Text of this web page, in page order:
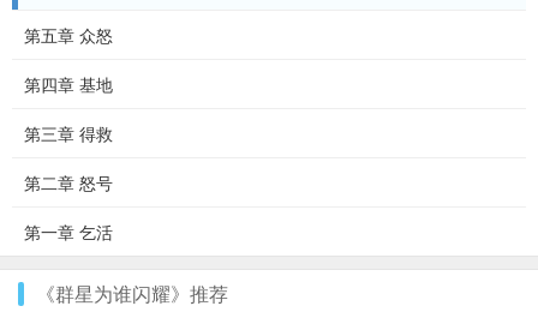
第五章 众怒
第四章 基地
第三章 得救
第二章 怒号
第一章 乞活
《群星为谁闪耀》推荐